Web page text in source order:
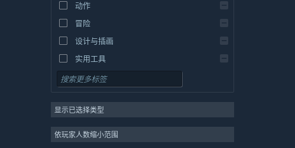
动作
冒险
设计与插画
实用工具
免费开玩
大型多人在线
独立
显示已选择类型
依玩家人数缩小范围